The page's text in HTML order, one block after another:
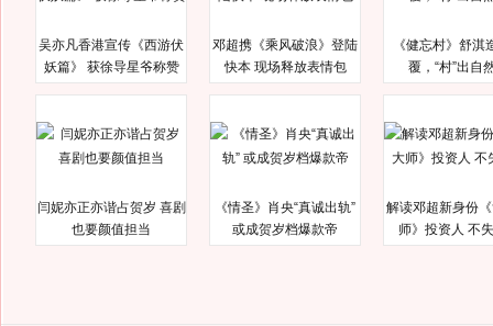
吴亦凡香港宣传《西游伏
妖篇》 获徐导星爷称赞
邓超携《乘风破浪》登陆
快本 现场释放表情包
《健忘村》舒淇
覆，“村”出自
闫妮亦正亦谐占贺岁 喜剧
也要颜值担当
《情圣》肖央“真诚出轨”
或成贺岁档爆款帝
解读邓超新身份
师》投资人 不